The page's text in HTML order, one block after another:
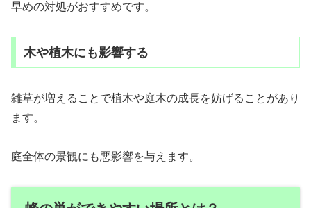
早めの対処がおすすめです。
木や植木にも影響する
雑草が増えることで植木や庭木の成長を妨げることがあり
ます。
庭全体の景観にも悪影響を与えます。